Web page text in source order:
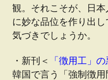
観。それこそが、日
に妙な品位を作り出
気づきでしょうか。
・新刊＜ 「徴用工」
韓国で言う「強制徴